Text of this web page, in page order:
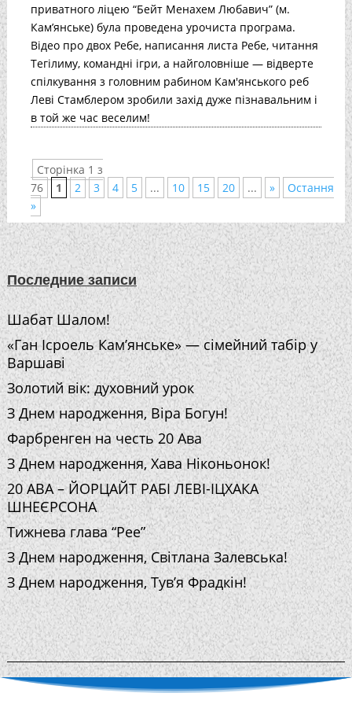
приватного ліцею “Бейт Менахем Любавич” (м.
Кам’янське) була проведена урочиста програма.
Відео про двох Ребе, написання листа Ребе, читання
Тегілиму, командні ігри, а найголовніше — відверте
спілкування з головним рабином Кам'янського реб
Леві Стамблером зробили захід дуже пізнавальним і
в той же час веселим!
Сторінка 1 з
76
1 2 3 4 5 ... 10 15 20 ... »
Остання
»
Последние записи
Шабат Шалом!
«Ган Ісроель Кам’янське» — сімейний табір у
Варшаві
Золотий вік: духовний урок
З Днем народження, Віра Богун!
Фарбренген на честь 20 Ава
З Днем народження, Хава Ніконьонок!
20 АВА – ЙОРЦАЙТ РАБІ ЛЕВІ-ІЦХАКА
ШНЕЄРСОНА
Тижнева глава “Рее”
З Днем народження, Світлана Залевська!
З Днем народження, Тув’я Фрадкін!